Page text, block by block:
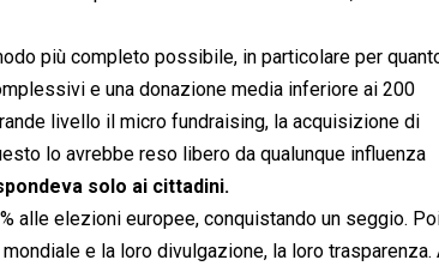
più completo possibile, in particolare per
e una donazione media inferiore ai 200
livello il micro fundraising, la acquisizione di
lo avrebbe reso libero da qualunque influenza
solo ai cittadini.
alle elezioni europee, conquistando un seggio.
e la loro divulgazione, la loro trasparenza.